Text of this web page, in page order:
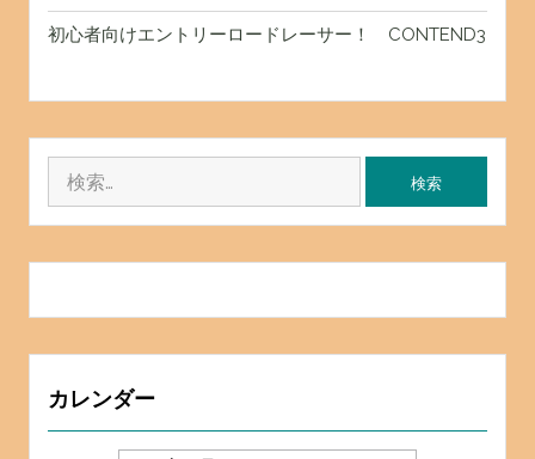
初心者向けエントリーロードレーサー！ CONTEND3
カレンダー